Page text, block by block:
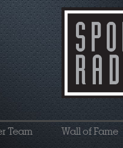
Team Wall of Fame